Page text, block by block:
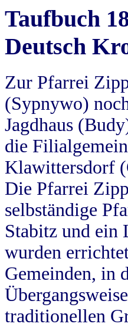
Taufbuch
Deutsch
Zur Pfarrei
(Sypnywo)
Jagdhaus
die
Klawittersdorf
Die Pfarrei
selbständige
Stabitz und ein
wurden
Gemeinden, in
traditionellen